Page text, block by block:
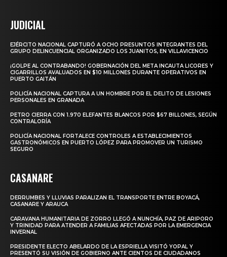
JUDICIAL
EJÉRCITO NACIONAL CAPTURÓ A OCHO PRESUNTOS INTEGRANTES DEL
GRUPO DELINCUENCIAL ORGANIZADO LOS JUANITOS, EN VILLAVICENCIO
¡GOLPE AL CONTRABANDO! GOBERNACIÓN DEL META INCAUTA LICORES Y
CIGARRILLOS AVALUADOS EN $10 MILLONES DURANTE OPERATIVOS EN
PUERTO GAITÁN
POLICÍA NACIONAL CAPTURA A UN HOMBRE POR EL DELITO DE LESIONES
PERSONALES EN GRANADA
PETRO CIERRA CON 1.970 ELEFANTES BLANCOS POR $67 BILLONES, SEGÚN
CONTRALORÍA
POLICÍA NACIONAL FORTALECE CONTROLES A ESTABLECIMIENTOS
GASTRONÓMICOS EN PUERTO LÓPEZ PARA PROMOVER UN TURISMO
SEGURO
CASANARE
DERRUMBES Y LLUVIAS PARALIZAN EL TRANSPORTE ENTRE BOYACÁ,
CASANARE Y ARAUCA
CARAVANA HUMANITARIA DE ZORRO LLEGÓ A NUNCHÍA, PAZ DE ARIPORO
Y TRINIDAD PARA ATENDER A FAMILIAS AFECTADAS POR LA EMERGENCIA
INVERNAL
PRESIDENTE ELECTO ABELARDO DE LA ESPRIELLA VISITÓ YOPAL Y
PRESENTÓ SU VISIÓN DE GOBIERNO ANTE CIENTOS DE CIUDADANOS